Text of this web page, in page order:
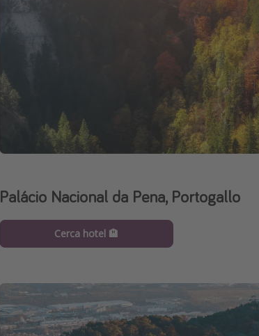
Palácio Nacional da Pena, Portogallo
Cerca hotel 🏨